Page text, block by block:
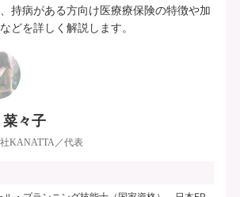
持病がある方向け医療療保険の特徴や加
どを詳しく解説します。
々子
KANATTA／代表